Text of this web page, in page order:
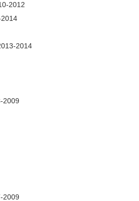
2012
2014
2009
2009